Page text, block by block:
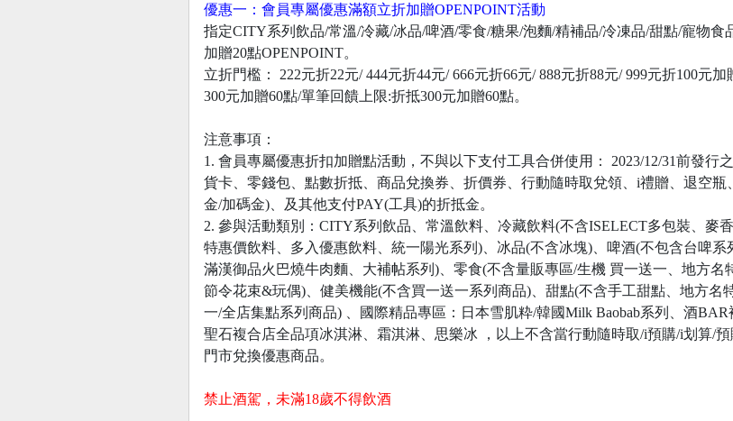
優惠一：會員專屬優惠滿額立折加贈OPENPOINT活動
指定CITY系列飲品/常溫/冷藏/冰品/啤酒/零食/糖果/泡麵/精補品/冷凍品/甜點/寵物食
加贈20點OPENPOINT。
立折門檻： 222元折22元/ 444元折44元/ 666元折66元/ 888元折88元/ 999元折100元
300元加贈60點/單筆回饋上限:折抵300元加贈60點。
注意事項：
1. 會員專屬優惠折扣加贈點活動，不與以下支付工具合併使用： 2023/12/31前發行
貨卡、零錢包、點數折抵、商品兌換券、折價券、行動隨時取兌領、i禮贈、退空
金/加碼金)、及其他支付PAY(工具)的折抵金。
2. 參與活動類別：CITY系列飲品、常溫飲料、冷藏飲料(不含ISELECT多包裝、麥
特惠價飲料、多入優惠飲料、統一陽光系列)、冰品(不含冰塊)、啤酒(不包含台啤系
滿漢御品火巴燒牛肉麵、大補帖系列)、零食(不含量販專區/生機 買一送一、地方名
節令花束&玩偶)、健美機能(不含買一送一系列商品)、甜點(不含手工甜點、地方名
一/全店集點系列商品) 、國際精品專區：日本雪肌粋/韓國Milk Baobab系列、酒
聖石複合店全品項冰淇淋、霜淇淋、思樂冰 ，以上不含當行動隨時取/i預購/i划算/
門市兌換優惠商品。
禁止酒駕，未滿18歲不得飲酒